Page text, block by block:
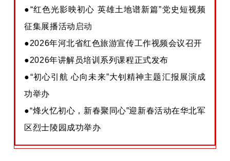
●“红色光影映初心 英雄土地谱新篇”党史短视频
征集展播活动 启动
●2026年河北省红色旅游宣传工作视频会议召开
●2026年讲解员培训系列课程正式发布
●“初心引航 心向未来”大钊精神主题汇报展演成
功举办
●“烽火忆初心，新春聚同心”迎新春活动在华北军
区烈士陵园成功举办